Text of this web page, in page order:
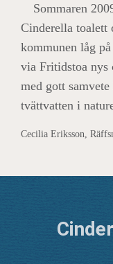
Sommaren
Cinderella toalett
kommunen låg
via Fritidstoa
med gott
tvättvatten i
Cecilia Eriksson,